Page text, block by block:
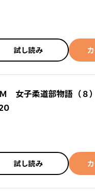
試し読み
女子柔道部物語（８）
試し読み